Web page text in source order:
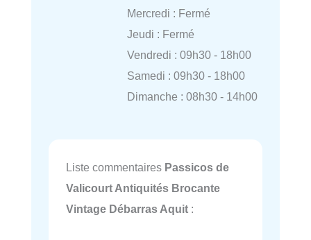
Mercredi : Fermé
Jeudi : Fermé
Vendredi : 09h30 - 18h00
Samedi : 09h30 - 18h00
Dimanche : 08h30 - 14h00
Liste commentaires Passicos de
Valicourt Antiquités Brocante
Vintage Débarras Aquit :